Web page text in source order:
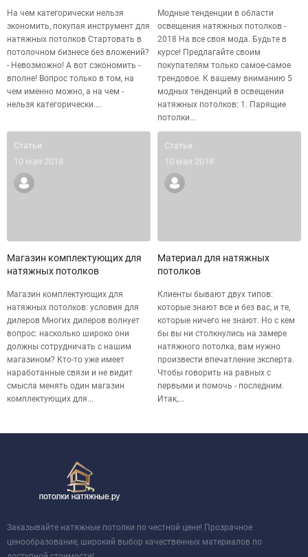
На чем категорически нельзя
экономить, покупая инструмент для
натяжных потолков Стартовать в
потолочном бизнесе без вложений?
- Невозможно! А вот сэкономить -
вполне! Вопрос только в том, на
чем именно можно, а на чем -
нельзя категорически....
Модные тенденции в области
освещения натяжных потолков -
2018 На все своя мода. Будьте в
курсе! Предлагайте своим
покупателям только самое-самое
трендовое. К вашему вниманию 5
модных тенденций в освещении
натяжных потолков: 1. Парящие
потолки...
Статьи
10 мая 2018
Магазин комплектующих для
натяжных потолков
Магазин комплектующих для
натяжных потолков: условия для
дилеров Многих дилеров волнует
вопрос: насколько широко они
должны сотрудничать с нашим
магазином? Кто-то уже имеет
наработанные связи и не видит
смысла менять один магазин
комплектующих для...
Статьи
10 мая 2018
Материал для натяжных
потолков
Клиенты бывают двух типов:
которые знают все и без вас, и те,
которые ничего не знают. Но с кем
бы вы ни столкнулись на замере
натяжного потолка, вам нужно
произвести впечатление эксперта.
Чтобы говорить на равных с
первыми и помочь - последним.
Итак,...
Заказывайте натяжные потолки по честной цене! Прозрачное
ценообразование, широкий выбор качественных материалов по